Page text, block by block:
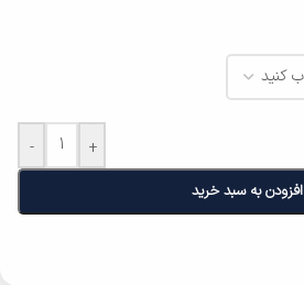
- +
افزودن به سبد خرید